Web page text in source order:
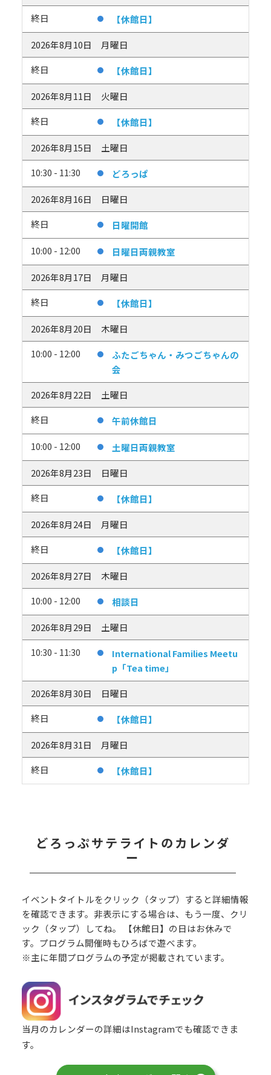
終日
【休館日】
2026年8月10日
月曜日
終日
【休館日】
2026年8月11日
火曜日
終日
【休館日】
2026年8月15日
土曜日
10:30 - 11:30
どろっぱ
2026年8月16日
日曜日
終日
日曜開館
10:00 - 12:00 日曜日両親教室
2026年8月17日
月曜日
終日
【休館日】
2026年8月20日
木曜日
10:00 - 12:00
ふたごちゃん・みつごちゃんの
会
2026年8月22日
土曜日
終日
午前休館日
10:00 - 12:00 土曜日両親教室
2026年8月23日
日曜日
終日
【休館日】
2026年8月24日
月曜日
終日
【休館日】
2026年8月27日
木曜日
10:00 - 12:00
相談日
2026年8月29日
土曜日
10:30 - 11:30
International Families Meetu
p「Tea time」
2026年8月30日
日曜日
終日
【休館日】
2026年8月31日
月曜日
終日
【休館日】
どろっぷサテライトのカレンダ
ー
イベントタイトルをクリック（タップ）すると詳細情報
を確認できます。非表示にする場合は、もう一度、クリ
ック（タップ）してね。 【休館日】の日はお休みで
す。プログラム開催時もひろばで遊べます。
※主に年間プログラムの予定が掲載されています。
当月のカレンダーの詳細はInstagramでも確認できま
す。